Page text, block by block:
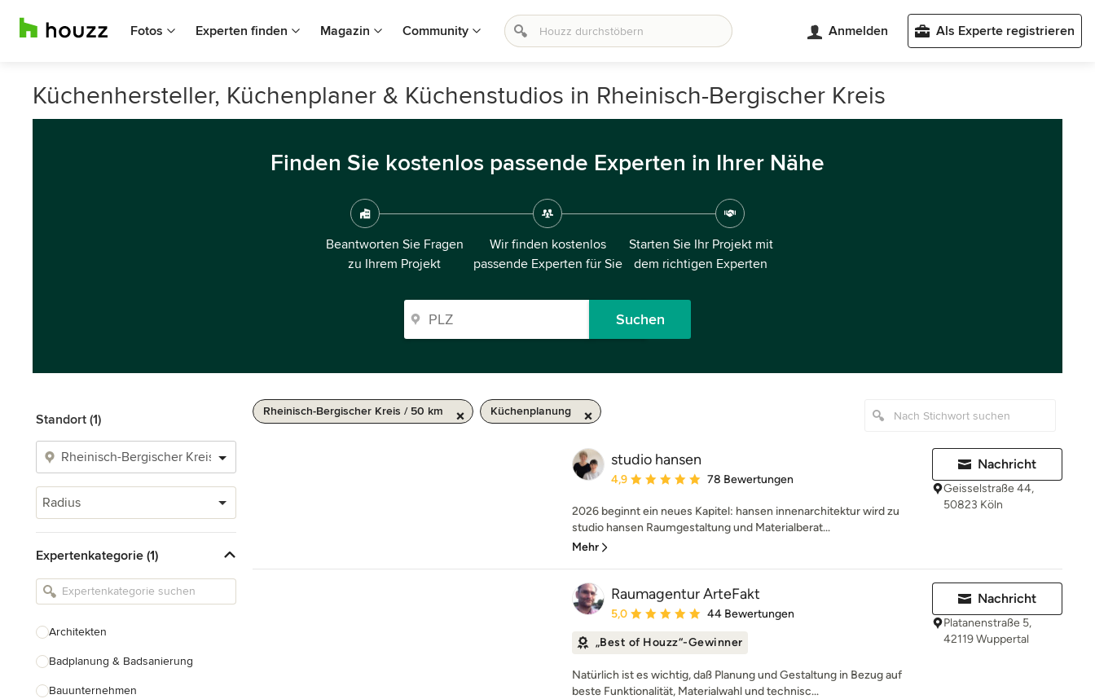
Fotos Experten finden Magazin Community Anmelden Als Experte registrieren
Küchenhersteller, Küchenplaner & Küchenstudios in Rheinisch-Bergischer Kreis
Finden Sie kostenlos passende Experten in Ihrer Nähe
Beantworten Sie Fragen
zu Ihrem Projekt
Wir finden kostenlos
passende Experten für Sie
Starten Sie Ihr Projekt mit
dem richtigen Experten
Suchen
Standort (1)
Radius
Expertenkategorie (1)
Architekten
Badplanung & Badsanierung
Bauunternehmen
Rheinisch-Bergischer Kreis / 50 km Küchenplanung
studio hansen
Durchschnittliche Bewertung: 4.9 von 5 Sternen
4,9 78 Bewertungen
2026 beginnt ein neues Kapitel: hansen innenarchitektur wird zu
studio hansen Raumgestaltung und Materialberat...
Mehr
Nachricht
Geisselstraße 44,
50823 Köln
Raumagentur ArteFakt
Durchschnittliche Bewertung: 5 von 5 Sternen
5,0 44 Bewertungen
„Best of Houzz“-Gewinner
Natürlich ist es wichtig, daß Planung und Gestaltung in Bezug auf
beste Funktionalität, Materialwahl und technisc...
Nachricht
Platanenstraße 5,
42119 Wuppertal